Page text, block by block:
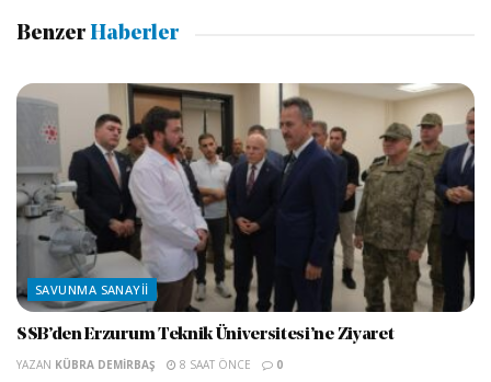
Benzer Haberler
SAVUNMA SANAYII
SSB’den Erzurum Teknik Üniversitesi’ne Ziyaret
YAZAN KÜBRA DEMIRBAŞ 8 SAAT ÖNCE 0